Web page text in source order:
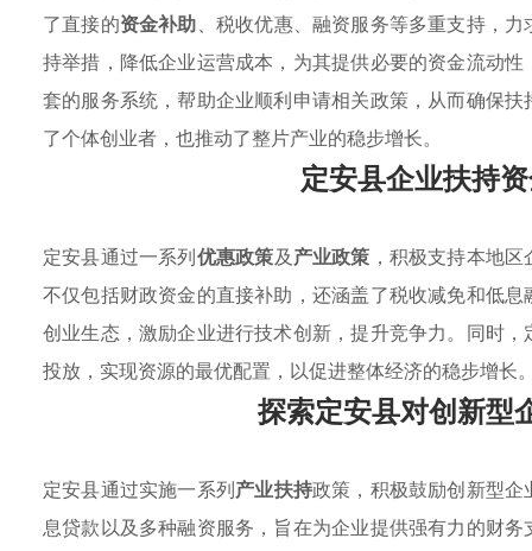
了直接的资金补助、税收优惠、融资服务等多重支持，
持举措，降低企业运营成本，为其提供必要的资金流动
套的服务系统，帮助企业顺利申请相关政策，从而确保
了个体创业者，也推动了整片产业的稳步增长。
定安县企业扶持
定安县通过一系列优惠政策及产业政策 ，积极支持本地
不仅包括财政资金的直接补助，还涵盖了税收减免和低
创业生态，激励企业进行技术创新，提升竞争力。同时
投放，实现资源的最优配置，以促进整体经济的稳步增长
探索定安县对创新型
定安县通过实施一系列产业扶持政策，积极鼓励创新型
息贷款以及多种融资服务，旨在为企业提供强有力的财